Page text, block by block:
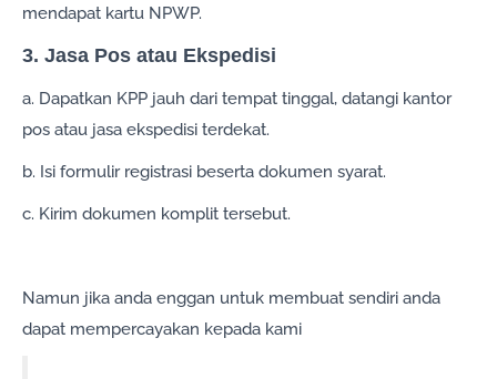
mendapat kartu NPWP.
3. Jasa Pos atau Ekspedisi
a. Dapatkan KPP jauh dari tempat tinggal, datangi kantor
pos atau jasa ekspedisi terdekat.
b. Isi formulir registrasi beserta dokumen syarat.
c. Kirim dokumen komplit tersebut.
Namun jika anda enggan untuk membuat sendiri anda
dapat mempercayakan kepada kami